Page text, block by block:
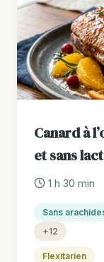
Canard à
et sans
1 h 30 min
Sans
+12
Flexitarien